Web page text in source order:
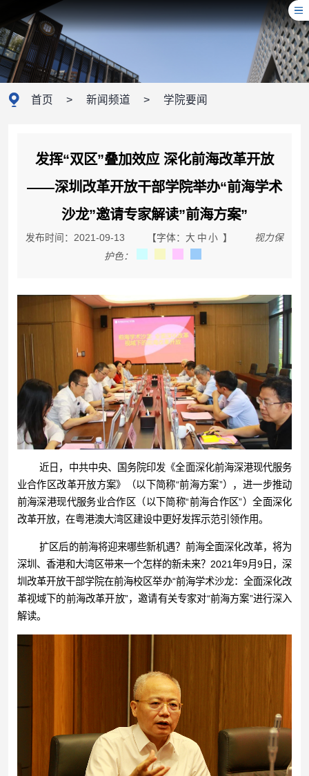
首页 > 新闻频道 > 学院要闻
发挥“双区”叠加效应 深化前海改革开放
——深圳改革开放干部学院举办“前海学术
沙龙”邀请专家解读”前海方案”
发布时间：2021-09-13 【字体： 大 中 小 】
视力保
护色：
近日，中共中央、国务院印发《全面深化前海深港现代服务
业合作区改革开放方案》（以下简称“前海方案”），进一步推动
前海深港现代服务业合作区（以下简称“前海合作区”）全面深化
改革开放，在粤港澳大湾区建设中更好发挥示范引领作用。
扩区后的前海将迎来哪些新机遇？前海全面深化改革，将为
深圳、香港和大湾区带来一个怎样的新未来？2021年9月9日，深
圳改革开放干部学院在前海校区举办“前海学术沙龙：全面深化改
革视域下的前海改革开放”，邀请有关专家对“前海方案”进行深入
解读。